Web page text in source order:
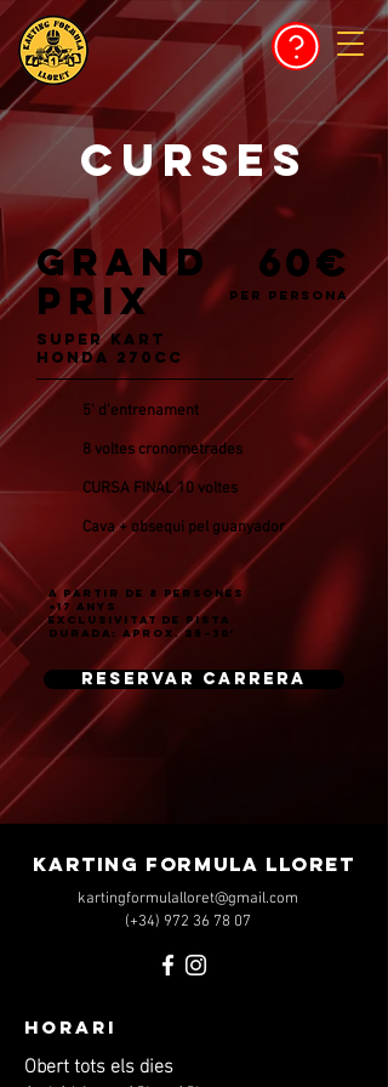
CURSES
GRAND
PRIX
60€
PER PERSONA
SUPER KART
HONDA 270CC
5' d'entrenament
8 voltes cronometrades
CURSA FINAL 10 voltes
Cava + obsequi pel guanyador
A PARTIR DE 8 PERSONES
+17 ANYS
EXCLUSIVITAT DE PISTA
DURADA: aprox. 25–30’
RESERVAR CARRERA
KARTING FORMULA LLORET
kartingformulalloret@gmail.com
(+34) 972 36 78 07
HORARI
Obert tots els dies